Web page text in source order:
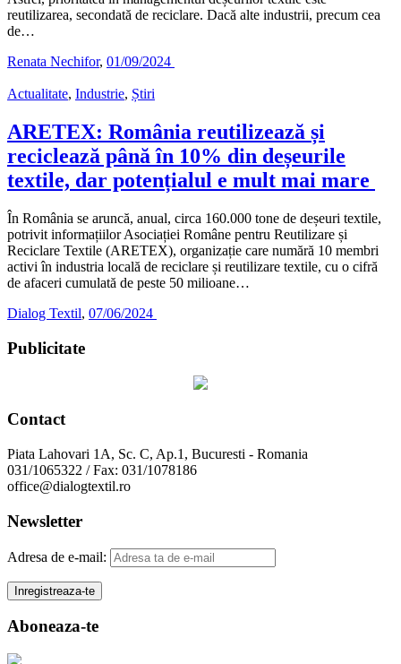
reutilizarea, secondată de reciclare. Dacă alte industrii, precum cea
de…
Renata Nechifor, 01/09/2024
Actualitate, Industrie, Știri
ARETEX: România reutilizează și
reciclează până în 10% din deșeurile
textile, dar potențialul e mult mai mare
În România se aruncă, anual, circa 160.000 tone de deșeuri textile,
potrivit informațiilor Asociației Române pentru Reutilizare și
Reciclare Textile (ARETEX), organizație care numără 10 membri
activi în industria locală de reciclare și reutilizare textile, cu o cifră
de afaceri cumulată de peste 50 milioane…
Dialog Textil, 07/06/2024
Publicitate
Contact
Piata Lahovari 1A, Sc. C, Ap.1, Bucuresti - Romania
031/1065322 / Fax: 031/1078186
office@dialogtextil.ro
Newsletter
Adresa de e-mail:
Aboneaza-te